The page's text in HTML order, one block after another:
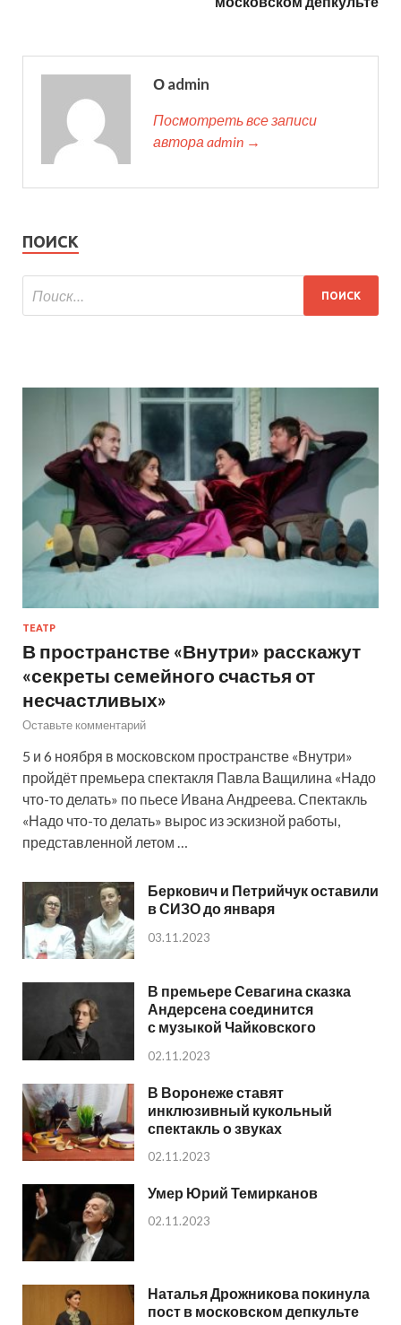
О admin
Посмотреть все записи
автора admin →
ПОИСК
ТЕАТР
В пространстве «Внутри» расскажут
«секреты семейного счастья от
несчастливых»
Оставьте комментарий
5 и 6 ноября в московском пространстве «Внутри»
пройдёт премьера спектакля Павла Ващилина «Надо
что-то делать» по пьесе Ивана Андреева. Спектакль
«Надо что-то делать» вырос из эскизной работы,
представленной летом …
Беркович и Петрийчук оставили
в СИЗО до января
03.11.2023
В премьере Севагина сказка
Андерсена соединится
с музыкой Чайковского
02.11.2023
В Воронеже ставят
инклюзивный кукольный
спектакль о звуках
02.11.2023
Умер Юрий Темирканов
02.11.2023
Наталья Дрожникова покинула
пост в московском депкульте